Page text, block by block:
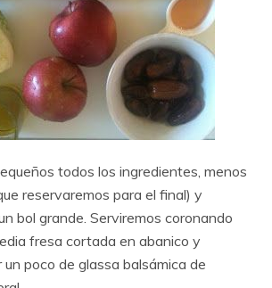
todos los ingredientes, menos
reservaremos para el final) y
bol grande. Serviremos coronando
fresa cortada en abanico y
poco de glassa balsámica de